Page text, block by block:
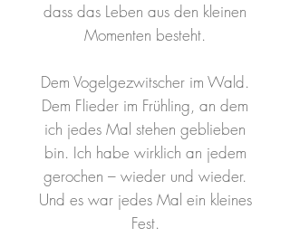
dass das Leben aus den kleinen
Momenten besteht.
Dem Vogelgezwitscher im Wald.
Dem Flieder im Frühling, an dem
ich jedes Mal stehen geblieben
bin. Ich habe wirklich an jedem
gerochen – wieder und wieder.
Und es war jedes Mal ein kleines
Fest.